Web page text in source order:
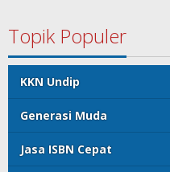
Topik Populer
KKN Undip
Generasi Muda
Jasa ISBN Cepat